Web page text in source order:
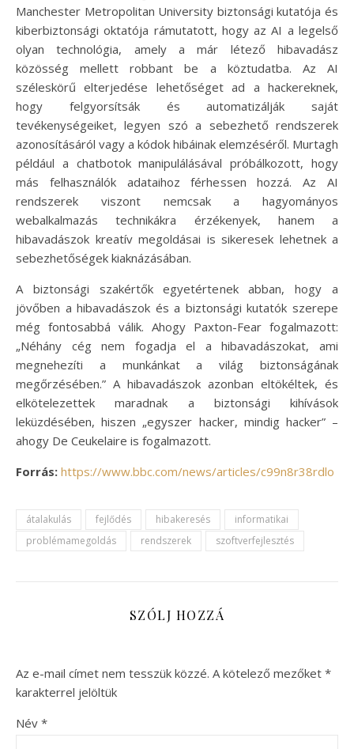
Manchester Metropolitan University biztonsági kutatója és
kiberbiztonsági oktatója rámutatott, hogy az AI a legelső
olyan technológia, amely a már létező hibavadász
közösség mellett robbant be a köztudatba. Az AI
széleskörű elterjedése lehetőséget ad a hackereknek,
hogy felgyorsítsák és automatizálják saját
tevékenységeiket, legyen szó a sebezhető rendszerek
azonosításáról vagy a kódok hibáinak elemzéséről. Murtagh
például a chatbotok manipulálásával próbálkozott, hogy
más felhasználók adataihoz férhessen hozzá. Az AI
rendszerek viszont nemcsak a hagyományos
webalkalmazás technikákra érzékenyek, hanem a
hibavadászok kreatív megoldásai is sikeresek lehetnek a
sebezhetőségek kiaknázásában.
A biztonsági szakértők egyetértenek abban, hogy a
jövőben a hibavadászok és a biztonsági kutatók szerepe
még fontosabbá válik. Ahogy Paxton-Fear fogalmazott:
„Néhány cég nem fogadja el a hibavadászokat, ami
megnehezíti a munkánkat a világ biztonságának
megőrzésében.” A hibavadászok azonban eltökéltek, és
elkötelezettek maradnak a biztonsági kihívások
leküzdésében, hiszen „egyszer hacker, mindig hacker” –
ahogy De Ceukelaire is fogalmazott.
Forrás: https://www.bbc.com/news/articles/c99n8r38rdlo
átalakulás fejlődés hibakeresés
informatikai
problémamegoldás
rendszerek szoftverfejlesztés
SZÓLJ HOZZÁ
Az e-mail címet nem tesszük közzé. A kötelező mezőket *
karakterrel jelöltük
Név *